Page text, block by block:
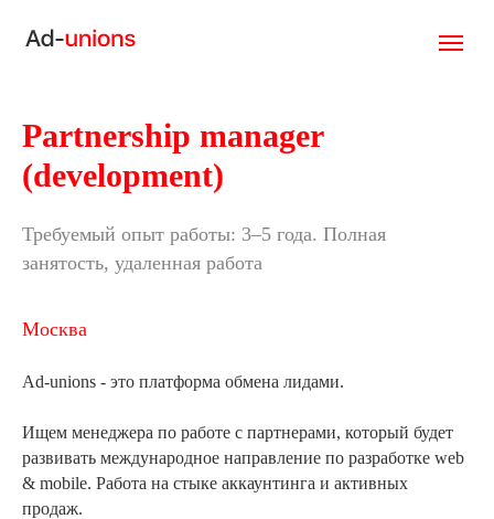
Partnership manager
(development)
Требуемый опыт работы: 3–5 года. Полная
занятость, удаленная работа
Москва
Ad-unions - это платформа обмена лидами.
Ищем менеджера по работе с партнерами, который будет
развивать международное направление по разработке web
& mobile. Работа на стыке аккаунтинга и активных
продаж.